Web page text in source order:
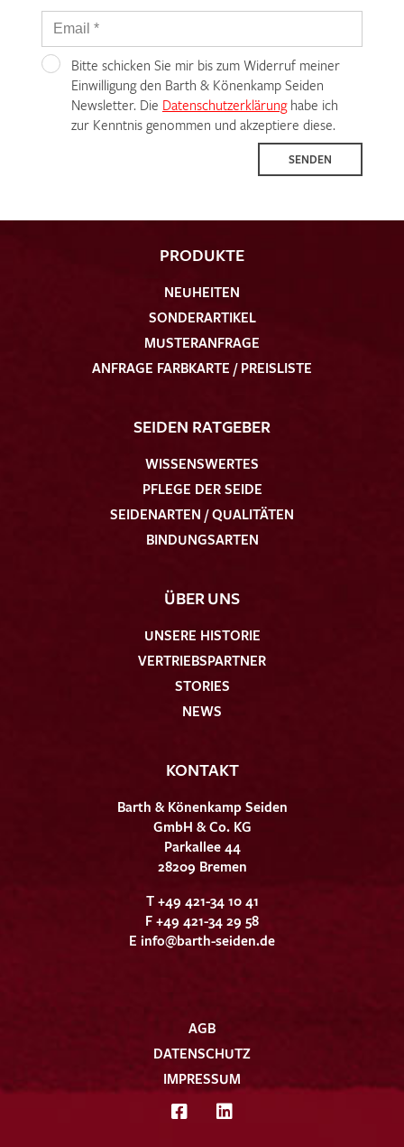
Bitte schicken Sie mir bis zum Widerruf meiner
Einwilligung den Barth & Könenkamp Seiden
Newsletter. Die Datenschutzerklärunghabe ich
zur Kenntnis genommen und akzeptiere diese.
SENDEN
PRODUKTE
NEUHEITEN
SONDERARTIKEL
MUSTERANFRAGE
ANFRAGE FARBKARTE / PREISLISTE
SEIDEN RATGEBER
WISSENSWERTES
PFLEGE DER SEIDE
SEIDENARTEN / QUALITÄTEN
BINDUNGSARTEN
ÜBER UNS
UNSERE HISTORIE
VERTRIEBSPARTNER
STORIES
NEWS
KONTAKT
Barth & Könenkamp Seiden
GmbH & Co. KG
Parkallee 44
28209 Bremen
T +49 421-34 10 41
F +49 421-34 29 58
E info@barth-seiden.de
AGB
DATENSCHUTZ
IMPRESSUM